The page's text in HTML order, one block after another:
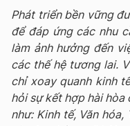
Phát triển bền vững
để đáp ứng các nhu
làm ảnh hưởng đến
các thế hệ tương lai.
chỉ xoay quanh kinh
hỏi sự kết hợp hài
như: Kinh tế, Văn